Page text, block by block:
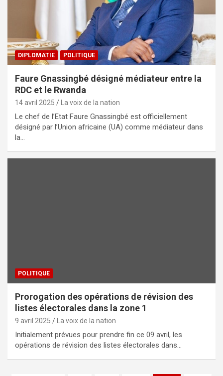
DIPLOMATIE POLITIQUE
Faure Gnassingbé désigné médiateur entre la
RDC et le Rwanda
14 avril 2025 La voix de la nation
Le chef de l’Etat Faure Gnassingbé est officiellement
désigné par l’Union africaine (UA) comme médiateur dans
la…
POLITIQUE
Prorogation des opérations de révision des
listes électorales dans la zone 1
9 avril 2025 La voix de la nation
Initialement prévues pour prendre fin ce 09 avril, les
opérations de révision des listes électorales dans…